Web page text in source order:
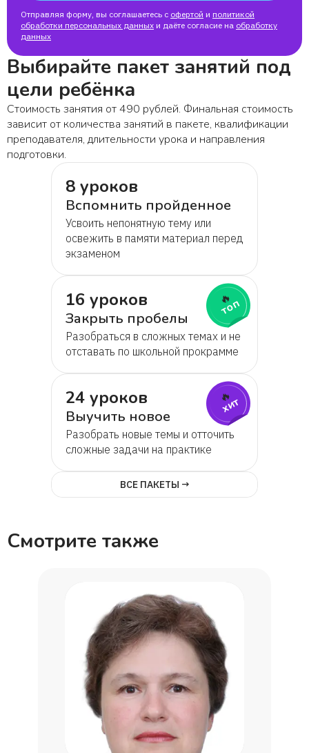
Отправляя форму, вы соглашаетесь с офертой и политикой
обработки персональных данных и даёте согласие на обработку
данных
Выбирайте пакет занятий под
цели ребёнка
Стоимость занятия от 490 рублей. Финальная стоимость
зависит от количества занятий в пакете, квалификации
преподавателя, длительности урока и направления
подготовки.
8 уроков
Вспомнить пройденное
Усвоить непонятную тему или
освежить в памяти материал перед
экзаменом
16 уроков
Закрыть пробелы
Разобраться в сложных темах и не
отставать по школьной прокрамме
🔥
топ
24 уроков
Выучить новое
Разобрать новые темы и отточить
сложные задачи на практике
🔥
хит
ВСЕ ПАКЕТЫ →
Смотрите также